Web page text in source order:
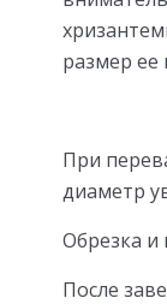
размер ее
При
диаметр
Обрезка и
После